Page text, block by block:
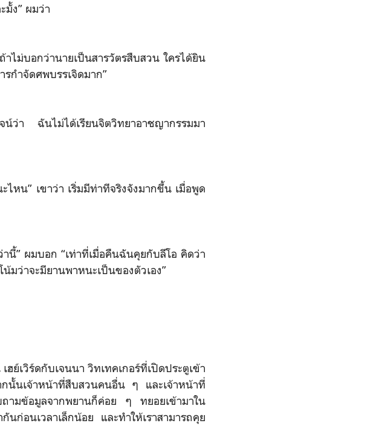
มั้ง” ผมว่า
ไม่บอกว่านายเป็นสารวัตรสืบสวน ใครได้ยิน
กำจัดศพบรรเจิดมาก”
น์ว่า ฉันไม่ได้เรียนจิตวิทยาอาชญากรรมมา
หน” เขาว่า เริ่มมีท่าทีจริงจังมากขึ้น เมื่อพูด
นี้” ผมบอก “เท่าที่เมื่อคืนฉันคุยกับลีโอ คิดว่า
มว่าจะมียานพาหนะเป็นของตัวเอง”
ย์เวิร์ดกับเจนนา วิทเทคเกอร์ที่เปิดประตูเข้า
นั้นเจ้าหน้าที่สืบสวนคนอื่น ๆ และเจ้าหน้าที่
ถามข้อมูลจากพยานก็ค่อย ๆ ทยอยเข้ามาใน
อนเวลาเล็กน้อย และทำให้เราสามารถคุย